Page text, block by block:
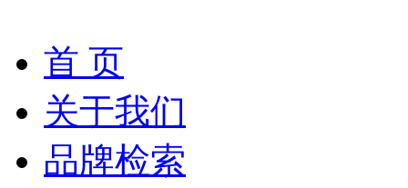
首 页
关于我们
品牌检索